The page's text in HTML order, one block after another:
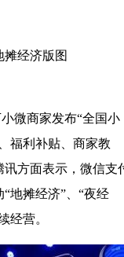
摊经济版图
微商家发布“全国小
福利补贴、商家教
方面表示，微信支
地摊经济”、“夜经
经营。